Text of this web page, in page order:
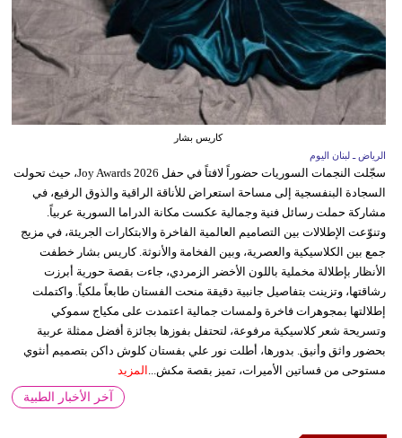
كاريس بشار
الرياض ـ لبنان اليوم
سجّلت النجمات السوريات حضوراً لافتاً في حفل Joy Awards 2026، حيث تحولت
السجادة البنفسجية إلى مساحة استعراض للأناقة الراقية والذوق الرفيع، في
مشاركة حملت رسائل فنية وجمالية عكست مكانة الدراما السورية عربياً.
وتنوّعت الإطلالات بين التصاميم العالمية الفاخرة والابتكارات الجريئة، في مزيج
جمع بين الكلاسيكية والعصرية، وبين الفخامة والأنوثة. كاريس بشار خطفت
الأنظار بإطلالة مخملية باللون الأخضر الزمردي، جاءت بقصة حورية أبرزت
رشاقتها، وتزينت بتفاصيل جانبية دقيقة منحت الفستان طابعاً ملكياً. واكتملت
إطلالتها بمجوهرات فاخرة ولمسات جمالية اعتمدت على مكياج سموكي
وتسريحة شعر كلاسيكية مرفوعة، لتحتفل بفوزها بجائزة أفضل ممثلة عربية
بحضور واثق وأنيق. بدورها، أطلت نور علي بفستان كلوش داكن بتصميم أنثوي
مستوحى من فساتين الأميرات، تميز بقصة مكش...
المزيد
آخر الأخبار الطبية